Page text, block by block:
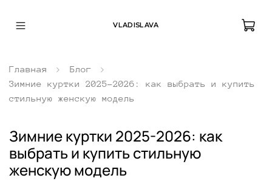
VLADISLAVA
Главная
Блог
Зимние куртки 2025-2026: как выбрать и купить
стильную женскую модель
Зимние куртки 2025-2026: как
выбрать и купить стильную
женскую модель